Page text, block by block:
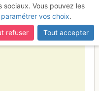
Vallée d'AosteVous pouvez les
paramétrer vos choix.
refuser
Tout accepter